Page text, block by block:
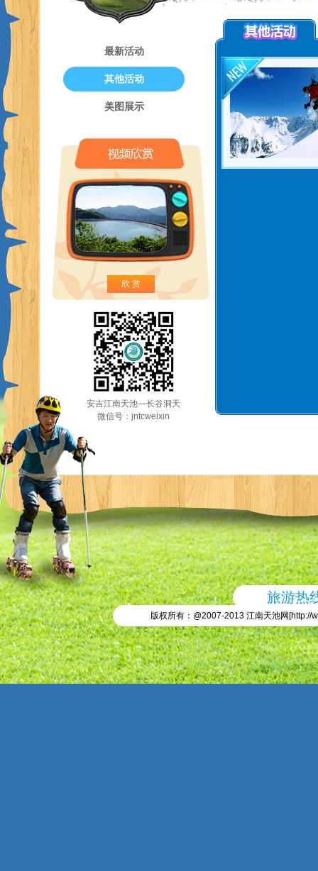
最新活动
其他活动
美图展示
欣 赏
安吉江南天池—长谷洞天
微信号：jntcweixin
旅游热
版权所有：@2007-2013 江南天池网[http://